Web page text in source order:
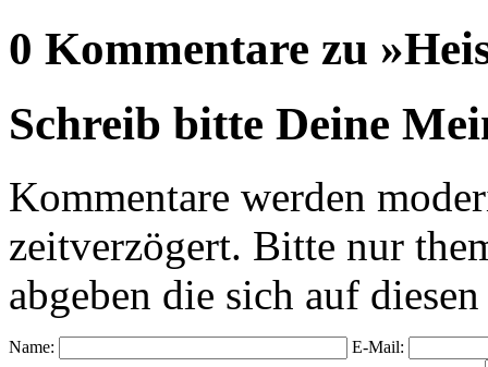
0 Kommentare zu
Schreib bitte Deine
Kommentare werden
zeitverzögert. Bitte nur
abgeben die sich auf
Name: E-Mail: